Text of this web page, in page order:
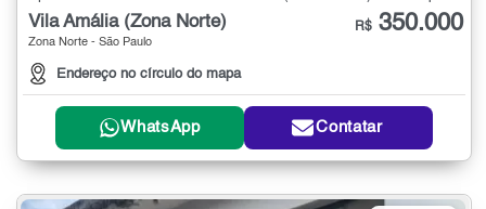
Vila Amália (Zona Norte)
Zona Norte - São Paulo
Endereço no círculo do mapa
R$ 350.000
WhatsApp Contatar